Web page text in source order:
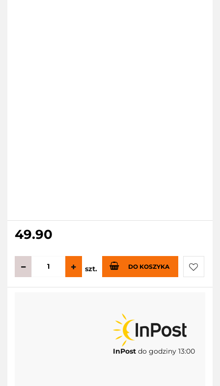
49.90
szt. DO KOSZYKA
Do
InPost do godziny 13:00